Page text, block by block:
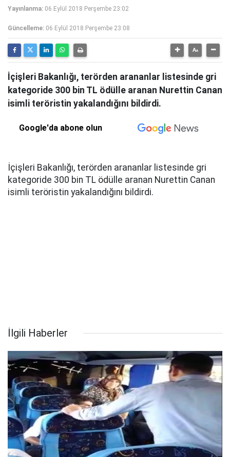
Yayınlanma: 06 Eylül 2018 Perşembe 23:02
Güncelleme: 06 Eylül 2018 Perşembe 23:08
İçişleri Bakanlığı, terörden arananlar listesinde gri
kategoride 300 bin TL ödülle aranan Nurettin Canan
isimli teröristin yakalandığını bildirdi.
Google'da abone olun
İçişleri Bakanlığı, terörden arananlar listesinde gri
kategoride 300 bin TL ödülle aranan Nurettin Canan
isimli teröristin yakalandığını bildirdi.
İlgili Haberler